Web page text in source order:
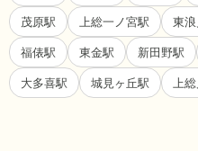
茂原駅 上総一ノ宮駅 東
福俵駅 東金駅 新田野駅
大多喜駅 城見ヶ丘駅 上